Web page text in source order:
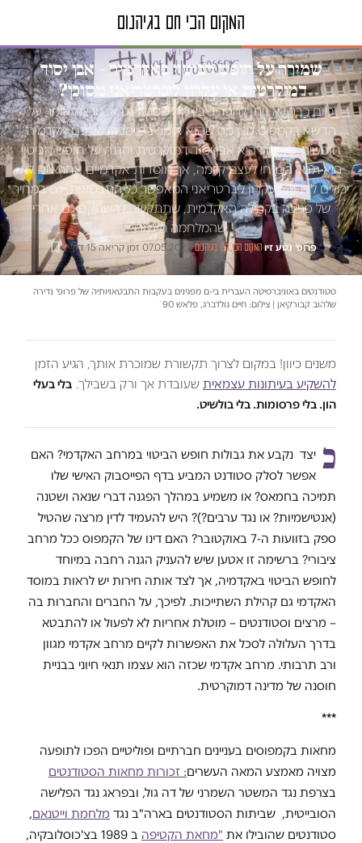
טור דעה
שמירה על חופש הביטוי באקדמיה – אבן יסוד
דמוקרטית או עקרון ליברטריאני מסוכן?
כיום כבר לא ניתן להפריד בין מה שסטודנט או מרצה אומר על
הדשא בקמפוס לבין מה שהוא אומר בפייסבוק. אמנם אקדמיה
חופשית ובועטת היא אבן יסוד דמוקרטית והגנה על חופש הביטוי
היא תנאי הכרחי לעצם קיומה, אך מוסדות אקדמיים אחראיים לא
יכולים לדבוק בעקרון ליברטריאני המאפשר כל התבטאות, גם במחיר
של פגיעה בקהילה האקדמית, שתתקשה להשתקם גם אחרי
שהמלחמה תיגמר
פרופ׳ נטע זיו·המקום הכי חם בגיהנום·
07.05.2024
· זמן קריאה 15 דק׳
סטודנטים באוניברסיטה העברית בי-ם מפגינים בעקבות התבטאויותיה של פרופ׳ נדירה
שלהוב קבורקיאן | צילום: חיים גולדברג, פלאש 90
משנים כיוון! במקום לצרוך תקשורת שמוכרת אותך, הגיע הזמן
להשקיע בעיתונות עצמאית שעובדת אך ורק בשבילך. בלי בעלי
הון. בלי פרסומות. בלי בולשיט.
כ יצד נקבע את גבולות חופש הביטוי במרחב האקדמי? האם
אפשר לסלק סטודנט המביע בדף הפייסבוק האישי שלו
תמיכה בחמאס? או משמיע במהלך הפגנה דברי שנאה ושטנה
(אנטישמיות? או נגד ערבים?)? היש להעמיד לדין מרצה שהטיל
ספק בזוועות ה-7 באוקטובר? האם דינו של הקמפוס ככל מרחב
ציבורי? ברשימה זו אטען שיש להעניק הגנה רחבה במיוחד
לחופש הביטוי באקדמיה, אך לצד אותה חירות יש לראות במוסד
האקדמי גם קהילת השתייכות. לפיכך, על החברים והחברות בה
– מרצים וסטודנטים – מוטלת אחריות לא לפעול או להתבטא
בדרך העלולה לסכל את האפשרות לקיים מרחב אקדמי מגוון
ורב תרבותי. מרחב אקדמי שכזה הוא עצמו תנאי חיוני בבניית
חוסנה של מדינה דמוקרטית.
***
מחאות בקמפוסים בעניינים חברתיים ופוליטיים הפכו לתופעה
מצויה מאמצע המאה העשרים: זכורות מחאות הסטודנטים
בצרפת נגד המשטר השמרני של דה גול, ובפראג נגד הפלישה
הסובייטית, שביתות הסטודנטים בארה"ב נגד מלחמת וייטנאם,
סטודנטים שהובילו את "מחאת הקטיפה
ב 1989 בצ'כוסלובקיה,